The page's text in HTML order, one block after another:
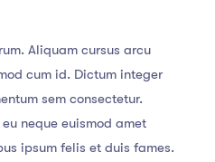
Aliquam cursus arcu
cum id. Dictum integer
sem consectetur.
neque euismod amet
ipsum felis et duis fames.